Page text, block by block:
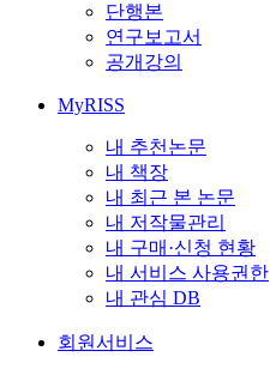
단행본
연구보고서
공개강의
MyRISS
내 추천논문
내 책장
내 최근 본 논문
내 저작물관리
내 구매·신청 현황
내 서비스 사용권한
내 관심 DB
회원서비스